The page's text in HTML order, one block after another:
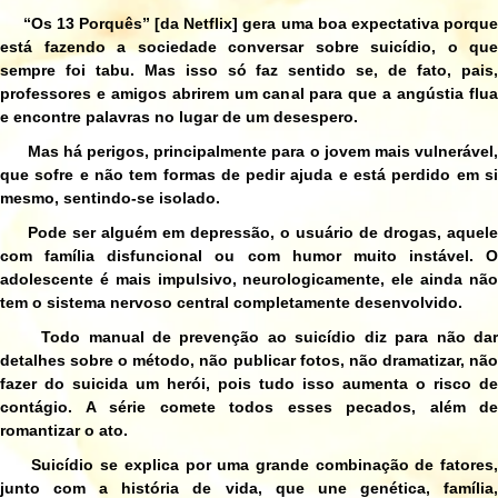
“Os 13 Porquês” [da Netflix] gera uma boa expectativa porque
está fazendo a sociedade conversar sobre suicídio, o que
sempre foi tabu. Mas isso só faz sentido se, de fato, pais,
professores e amigos abrirem um canal para que a angústia flua
e encontre palavras no lugar de um desespero.
Mas há perigos, principalmente para o jovem mais vulnerável,
que sofre e não tem formas de pedir ajuda e está perdido em si
mesmo, sentindo-se isolado.
Pode ser alguém em depressão, o usuário de drogas, aquele
com família disfuncional ou com humor muito instável. O
adolescente é mais impulsivo, neurologicamente, ele ainda não
tem o sistema nervoso central completamente desenvolvido.
Todo manual de prevenção ao suicídio diz para não dar
detalhes sobre o método, não publicar fotos, não dramatizar, não
fazer do suicida um herói, pois tudo isso aumenta o risco de
contágio. A série comete todos esses pecados, além de
romantizar o ato.
Suicídio se explica por uma grande combinação de fatores,
junto com a história de vida, que une genética, família,